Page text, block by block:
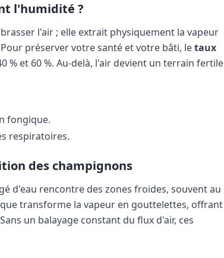
l'humidité ?
l'air ; elle extrait physiquement la vapeur
préserver votre santé et votre bâti, letaux
% et 60 %. Au-delà, l'air devient un terrain fertile
fongique.
respiratoires.
des champignons
d'eau rencontre des zones froides, souvent au
transforme la vapeur en gouttelettes, offrant
un balayage constant du flux d'air, ces